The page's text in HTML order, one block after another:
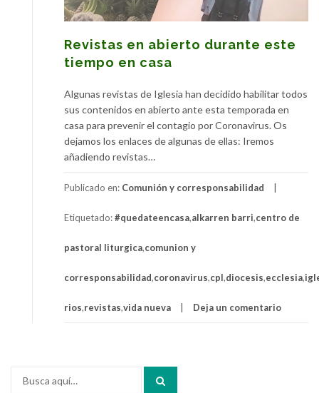
Revistas en abierto durante este
tiempo en casa
Algunas revistas de Iglesia han decidido habilitar todos
sus contenidos en abierto ante esta temporada en
casa para prevenir el contagio por Coronavirus. Os
dejamos los enlaces de algunas de ellas: Iremos
añadiendo revistas…
Publicado en: Comunión y corresponsabilidad
Etiquetado:#quedateencasa,alkarren barri,centro de
pastoral liturgica,comunion y
corresponsabilidad,coronavirus,cpl,diocesis,ecclesia,
rios,revistas,vida nueva Deja un comentario